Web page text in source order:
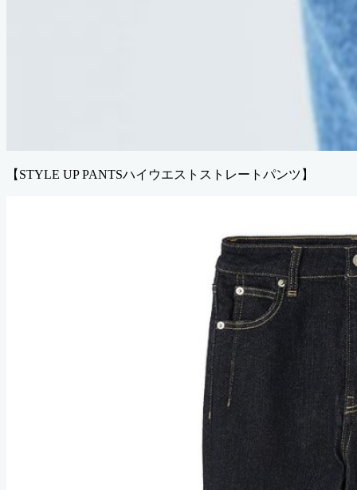
【STYLE UP PANTSハイウエストストレートパンツ】